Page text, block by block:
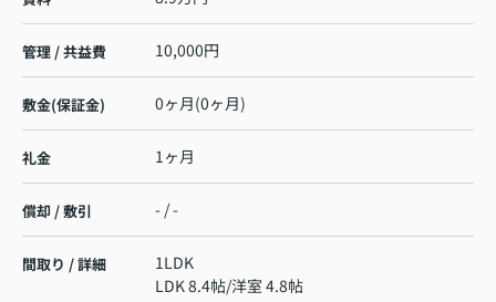
管理 / 共益費 10,000円
敷金(保証金) 0ヶ月(0ヶ月)
礼金 1ヶ月
償却 / 敷引 - / -
間取り / 詳細
1LDK
LDK 8.4帖/洋室 4.8帖